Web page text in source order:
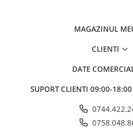
MAGAZINUL
CLIENTI
DATE
SUPORT CLIENTI 09:00-18:00